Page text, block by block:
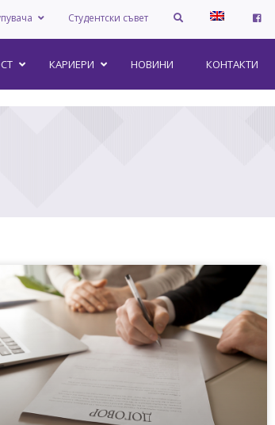
Студентски съвет
КОНТАКТИ
НОВИНИ
КАРИЕРИ